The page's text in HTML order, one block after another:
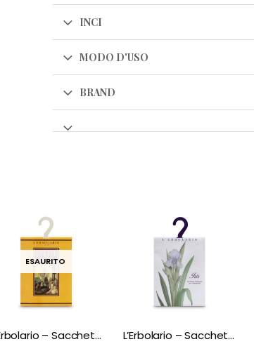
INCI
MODO D'USO
BRAND
ESAURITO
L’Erbolario – Sacchetto Profumato per Guardaroba Spezie L’Erbolario – Sacchetto Profumato per Guardaroba Iris